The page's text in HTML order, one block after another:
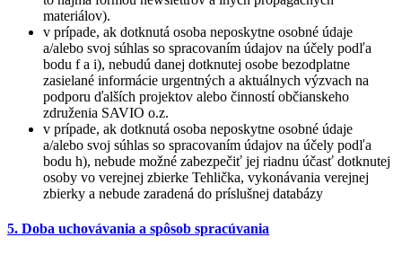
materiálov).
v prípade, ak dotknutá osoba neposkytne osobné údaje
a/alebo svoj súhlas so spracovaním údajov na účely podľa
bodu f a i), nebudú danej dotknutej osobe bezodplatne
zasielané informácie urgentných a aktuálnych výzvach na
podporu ďalších projektov alebo činností občianskeho
združenia SAVIO o.z.
v prípade, ak dotknutá osoba neposkytne osobné údaje
a/alebo svoj súhlas so spracovaním údajov na účely podľa
bodu h), nebude možné zabezpečiť jej riadnu účasť dotknutej
osoby vo verejnej zbierke Tehlička, vykonávania verejnej
zbierky a nebude zaradená do príslušnej databázy
5. Doba uchovávania a spôsob spracúvania